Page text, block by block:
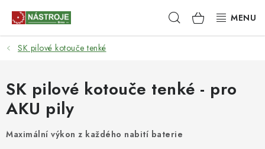
Hledat NÁKUPNÍ
KOŠÍK
NÁSTROJE
AKCE
BRUSIVO
ELEKTRONÁŘADÍ
SK pilové kotouče tenké
SK pilové kotouče tenké - pro
AKU pily
Maximální výkon z každého nabití baterie